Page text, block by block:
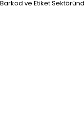
Barkod ve Etiket